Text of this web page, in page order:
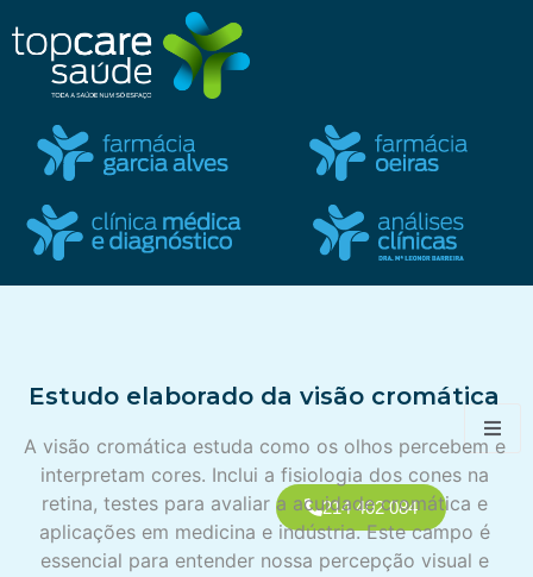
214 402 084
Estudo elaborado da visão cromática
A visão cromática estuda como os olhos percebem e
interpretam cores. Inclui a fisiologia dos cones na
retina, testes para avaliar a acuidade cromática e
aplicações em medicina e indústria. Este campo é
essencial para entender nossa percepção visual e